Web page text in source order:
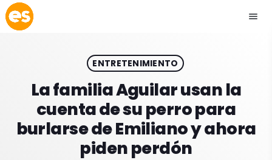
menu
play_arrow EMISIÓN LA PAZ
EMISIÓN COCHABAMBA
ENTRETENIMIENTO
La familia Aguilar usan la
cuenta de su perro para
burlarse de Emiliano y ahora
piden perdón